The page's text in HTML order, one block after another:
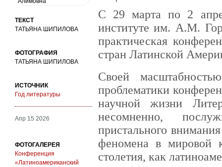
ТЕКСТ
ТАТЬЯНА ШИПИЛОВА
ФОТОГРАФИЯ
ТАТЬЯНА ШИПИЛОВА
ИСТОЧНИК
Год литературы
Апр 15 2026
ФОТОГАЛЕРЕЯ
Конференция
«Латиноамериканский
С 29 марта по 2
институте им. А.М.
практическая
стран Латинской
Своей
проблематики
научной жизни
несомненно,
пристального
феномена в мировой
столетия, как